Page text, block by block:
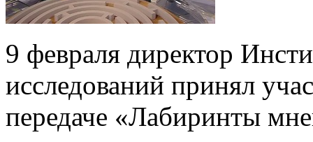
9 февраля директор
исследований принял
передаче «Лабиринты